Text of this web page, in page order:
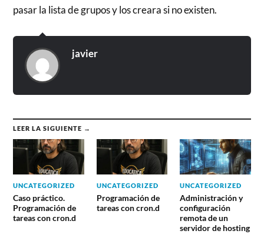
pasar la lista de grupos y los creara si no existen.
javier
LEER LA SIGUIENTE →
UNCATEGORIZED
Caso práctico.
Programación de
tareas con cron.d
UNCATEGORIZED
Programación de
tareas con cron.d
UNCATEGORIZED
Administración y
configuración
remota de un
servidor de hosting